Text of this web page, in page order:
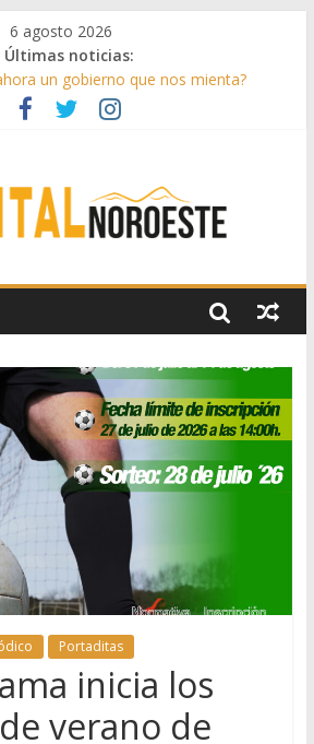
6 agosto 2026
Últimas noticias:
un gobierno que nos mienta?
el último verano
Portaditas
inicia los
verano de